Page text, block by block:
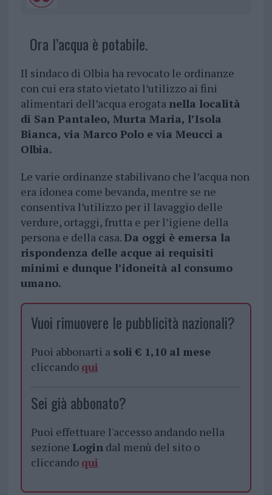
Ora l’acqua è potabile.
Il sindaco di Olbia ha revocato le ordinanze
con cui era stato vietato l’utilizzo ai fini
alimentari dell’acqua erogata nella località
di San Pantaleo, Murta Maria, l’Isola
Bianca, via Marco Polo e via Meucci a
Olbia.
Le varie ordinanze stabilivano che l’acqua non
era idonea come bevanda, mentre se ne
consentiva l’utilizzo per il lavaggio delle
verdure, ortaggi, frutta e per l’igiene della
persona e della casa.Da oggi è emersa la
rispondenza delle acque ai requisiti
minimi e dunque l’idoneità al consumo
umano.
Vuoi rimuovere le pubblicità nazionali?
Puoi abbonarti a soli € 1,10 al mese
cliccando qui
Sei già abbonato?
Puoi effettuare l'accesso andando nella
sezione Logindal menù del sito o
cliccando qui